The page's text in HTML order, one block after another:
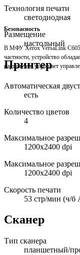
Безопасность
В МФУ Xerox VersaLink
частности, устройство
картам, что упрощает
Технология печати
светодиодная
Размещение
настольный
Принтер
Автоматическая
есть
Количество цветов
4
Максимальное
1200x2400 dpi
Максимальное
1200x2400 dpi
Скорость печати
53 стр/мин (ч/б
Сканер
Тип сканера
планшетный/